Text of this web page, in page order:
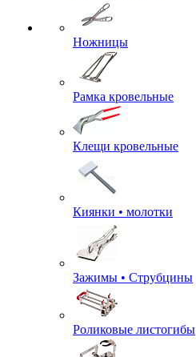
Ножницы
Рамка кровельные
Клещи кровельные
Киянки • молотки
Зажимы • Струбцины
Роликовые листогибы